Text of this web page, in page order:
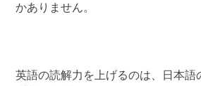
かありません。
英語の読解力を上げるのは、日本語